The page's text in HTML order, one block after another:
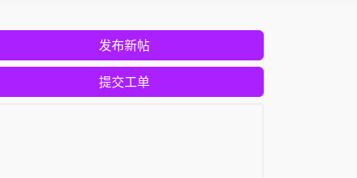
发布新帖
提交工单